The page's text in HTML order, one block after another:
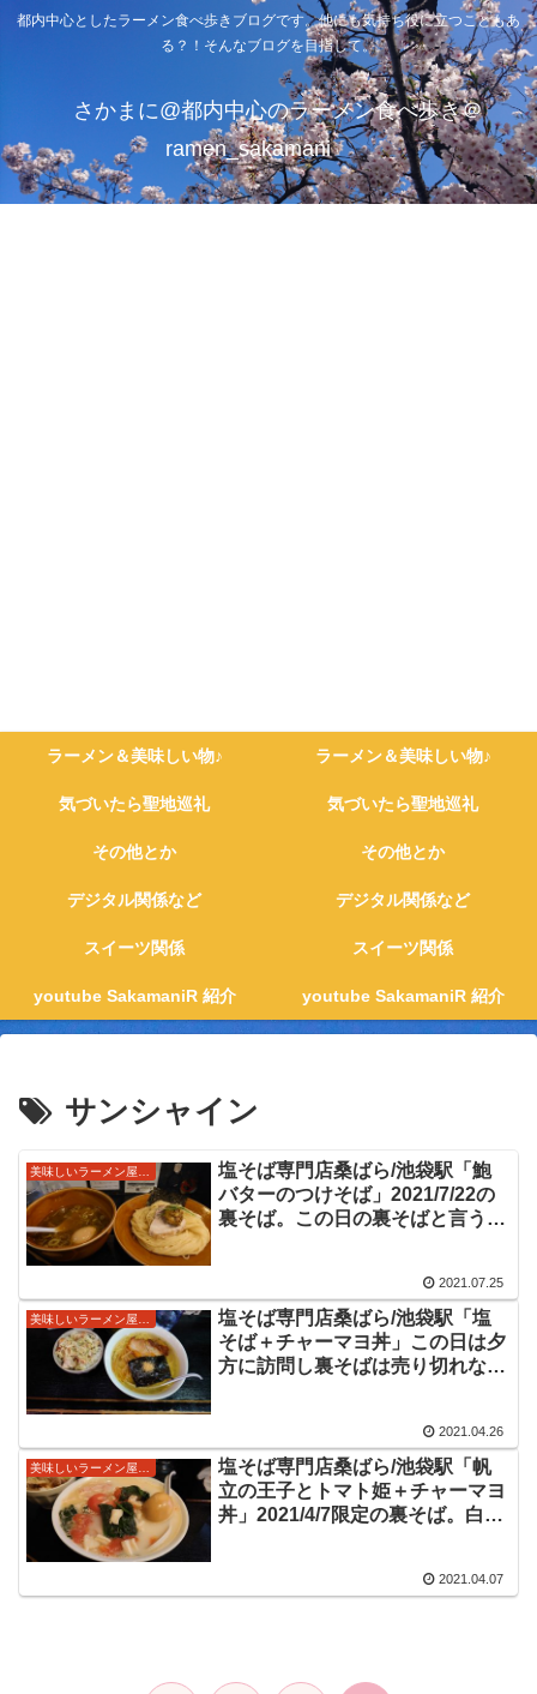
都内中心としたラーメン食べ歩きブログです。他にも気持ち役に立つこともあ
る？！そんなブログを目指して。
さかまに@都内中心のラーメン食べ歩き＠
ramen_sakamani
ラーメン＆美味しい物♪ ラーメン＆美味しい物♪
気づいたら聖地巡礼 気づいたら聖地巡礼
その他とか その他とか
デジタル関係など デジタル関係など
スイーツ関係 スイーツ関係
youtube SakamaniR 紹介 youtube SakamaniR 紹介
サンシャイン
塩そば専門店桑ばら/池袋駅「鮑
バターのつけそば」2021/7/22の
裏そば。この日の裏そばと言う名
し強めの塩ダレでしたが海の旨味
を感じるつけ麺をいただきまし
た。
2021.07.25
美味しいラーメン屋さん
塩そば専門店桑ばら/池袋駅「塩
そば＋チャーマヨ丼」この日は夕
方に訪問し裏そばは売り切れなの
味しいスープと細い麺が美味しい
塩そばをいただいてきました。
2021.04.26
塩そば専門店桑ばら/池袋駅「帆
立の王子とトマト姫＋チャーマヨ
丼」2021/4/7限定の裏そば。白色
草、ベーコンなどの具材と共に美
2021.04.07